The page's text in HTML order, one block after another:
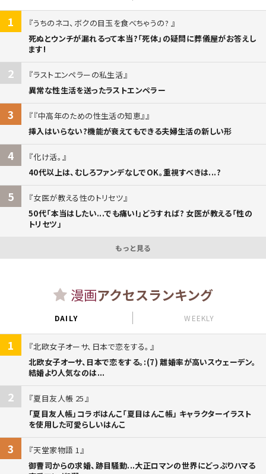
1
うちのネコ、ボクの目玉を食べちゃうの?
死ぬとウンチが漏れるって本当?「死体」の疑問に葬儀屋がお答えし
ます!
2
ラストエンペラーの私生活
異常な性生活を送ったラストエンペラー
3
『中高年のための性生活の知恵』
挿入はいらない?機能が衰えてもできる夫婦生活の新しい形
4
化け活。
40代以上は、むしろファンデなしでOK。重視すべきは...?
5
女医が教える性のトリセツ
50代「本当はしたい...でも痛い!」どうすれば? 女医が教える「性の
トリセツ」
もっと見る
漫画アクセスランキング
DAILY WEEKLY
1
北欧女子オーサ、日本で恋をする。
北欧女子オーサ、日本で恋をする。:(7) 離婚率が高いスウェーデン。
結婚より人気なのは...
2
夏目友人帳 25
「夏目友人帳」コラボはんこ「夏目はんこ帳」 キャラクターイラスト
を使用した可愛らしいはんこ
3
天堂家物語 1
御曹司からの求婚、跡目騒動...大正ロマンの世界にどっぷりハマる